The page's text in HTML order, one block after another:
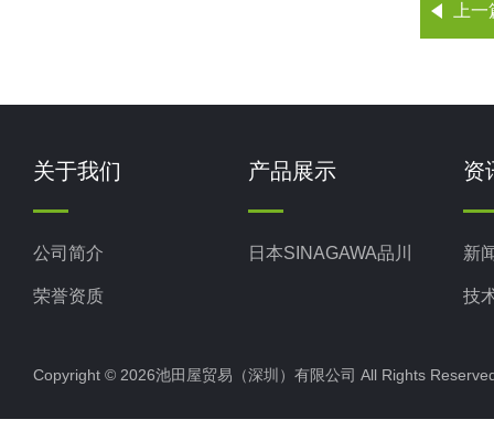
上
关于我们
公司简介
荣誉资质
产品展示
日本SINAGAWA品川
资
新
技
Copyright © 2026池田屋贸易（深圳）有限公司 All Rights